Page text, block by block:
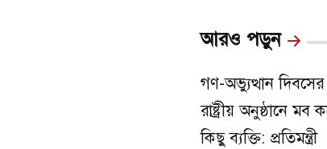
আরও পড়ুন
গণ-অভ্যুত্থান দিবসের
রাষ্ট্রীয় অনুষ্ঠানে মব
কিছু ব্যক্তি: প্রতিমন্ত্রী